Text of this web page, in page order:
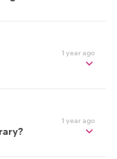
1 year ago
1 year ago